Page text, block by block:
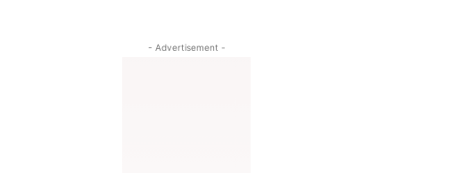
- Advertisement -